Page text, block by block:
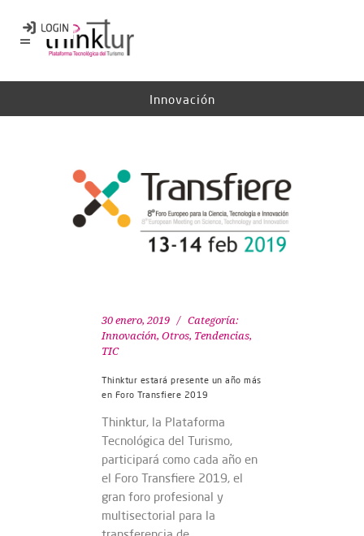
Innovación
30 enero, 2019
Categoría:
Innovación, Otros, Tendencias,
TIC
Thinktur estará presente un año más
en Foro Transfiere 2019
Thinktur, la Plataforma
Tecnológica del Turismo,
participará como cada año en
el Foro Transfiere 2019, el
gran foro profesional y
multisectorial para la